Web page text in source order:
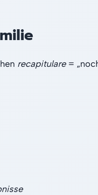
recapitulare=